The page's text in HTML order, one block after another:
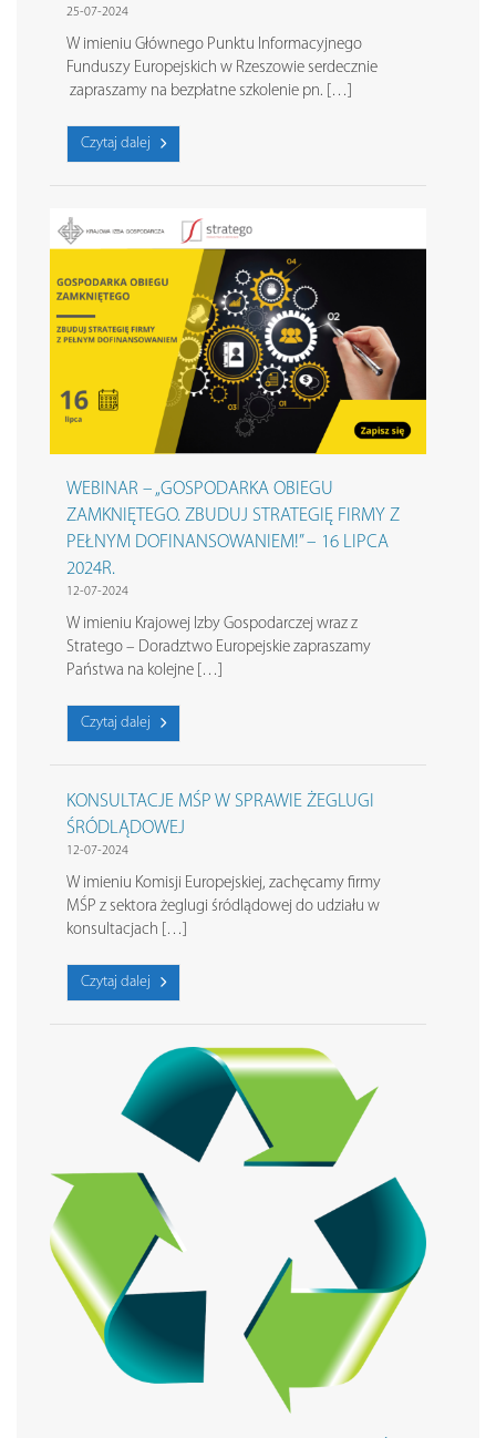
25-07-2024
W imieniu Głównego Punktu Informacyjnego
Funduszy Europejskich w Rzeszowie serdecznie
zapraszamy na bezpłatne szkolenie pn. […]
Czytaj dalej
WEBINAR – „GOSPODARKA OBIEGU
ZAMKNIĘTEGO. ZBUDUJ STRATEGIĘ FIRMY Z
PEŁNYM DOFINANSOWANIEM!” – 16 LIPCA
2024R.
12-07-2024
W imieniu Krajowej Izby Gospodarczej wraz z
Stratego – Doradztwo Europejskie zapraszamy
Państwa na kolejne […]
Czytaj dalej
KONSULTACJE MŚP W SPRAWIE ŻEGLUGI
ŚRÓDLĄDOWEJ
12-07-2024
W imieniu Komisji Europejskiej, zachęcamy firmy
MŚP z sektora żeglugi śródlądowej do udziału w
konsultacjach […]
Czytaj dalej